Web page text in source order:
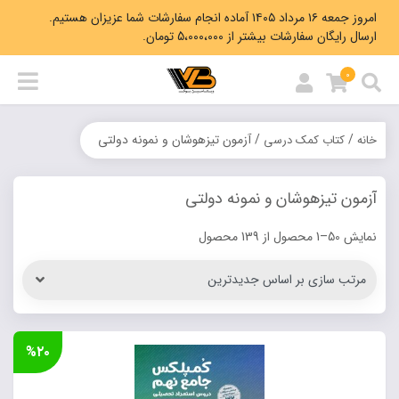
امروز جمعه ۱۶ مرداد ۱۴۰۵ آماده انجام سفارشات شما عزیزان هستیم.
ارسال رایگان سفارشات بیشتر از 5،000،000 تومان.
0
خانه/کتاب کمک درسی / آزمون تیزهوشان و نمونه دولتی
آزمون تیزهوشان و نمونه دولتی
نمایش 50–1 محصول از 139 محصول
Sorted
%۲۰